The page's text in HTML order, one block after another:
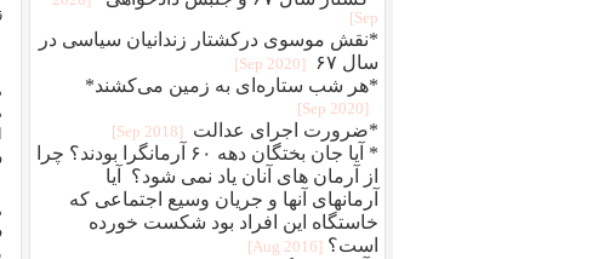
Sep]
*نقش موسوی درکشتار زندانیان سیاسی در
سال ۶۷
[2020 Sep]
*هر شب ستاره‌ای به زمین می‌‌کشند*
[2020 Sep]
*ضرورت اجرای عدالت [2018 Sep]
* آیا جان بختگان دهه ۶۰ آرمانگرا بودند؟ چرا
از آرمان های آنان یاد نمی شود؟ آیا
آرمانهای آنها و جریان وسیع اجتماعی که
خاستگاه این افراد بود شکست خورده
است؟ [2016 Aug]